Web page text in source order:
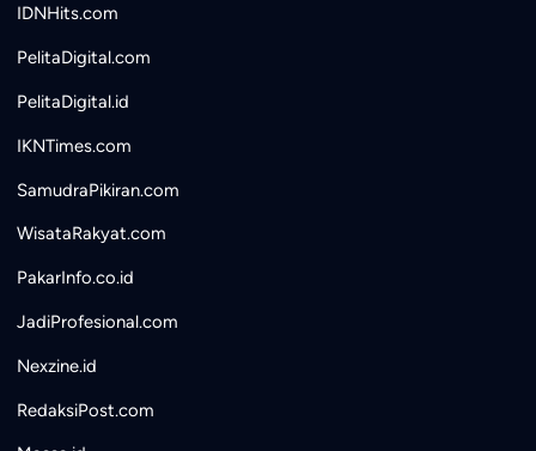
IDNHits.com
PelitaDigital.com
PelitaDigital.id
IKNTimes.com
SamudraPikiran.com
WisataRakyat.com
PakarInfo.co.id
JadiProfesional.com
Nexzine.id
RedaksiPost.com